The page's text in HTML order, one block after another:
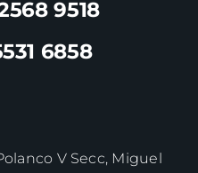
9518
6858
V Secc, Miguel